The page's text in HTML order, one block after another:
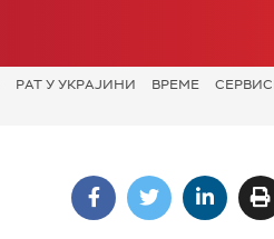
РАТ У УКРАЈИНИ ВРЕМЕ